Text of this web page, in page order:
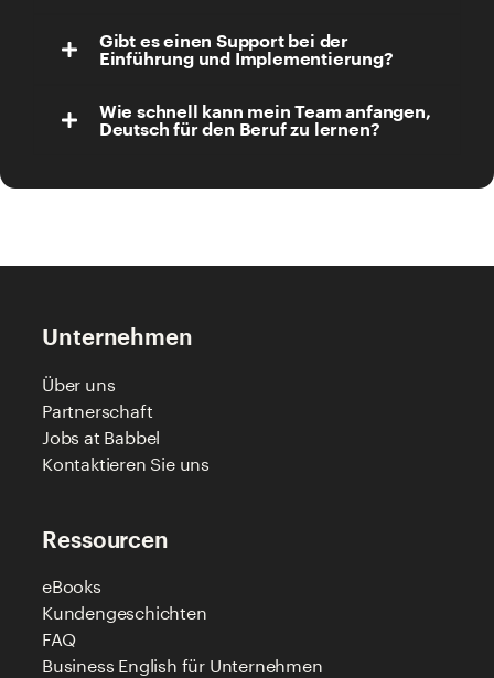
Gibt es einen Support bei der
Einführung und Implementierung?
Wie schnell kann mein Team anfangen,
Deutsch für den Beruf zu lernen?
Unternehmen
Über uns
Partnerschaft
Jobs at Babbel
Kontaktieren Sie uns
Ressourcen
eBooks
Kundengeschichten
FAQ
Business English für Unternehmen